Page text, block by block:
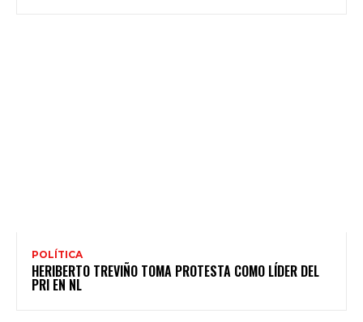
POLÍTICA
HERIBERTO TREVIÑO TOMA PROTESTA COMO LÍDER DEL
PRI EN NL